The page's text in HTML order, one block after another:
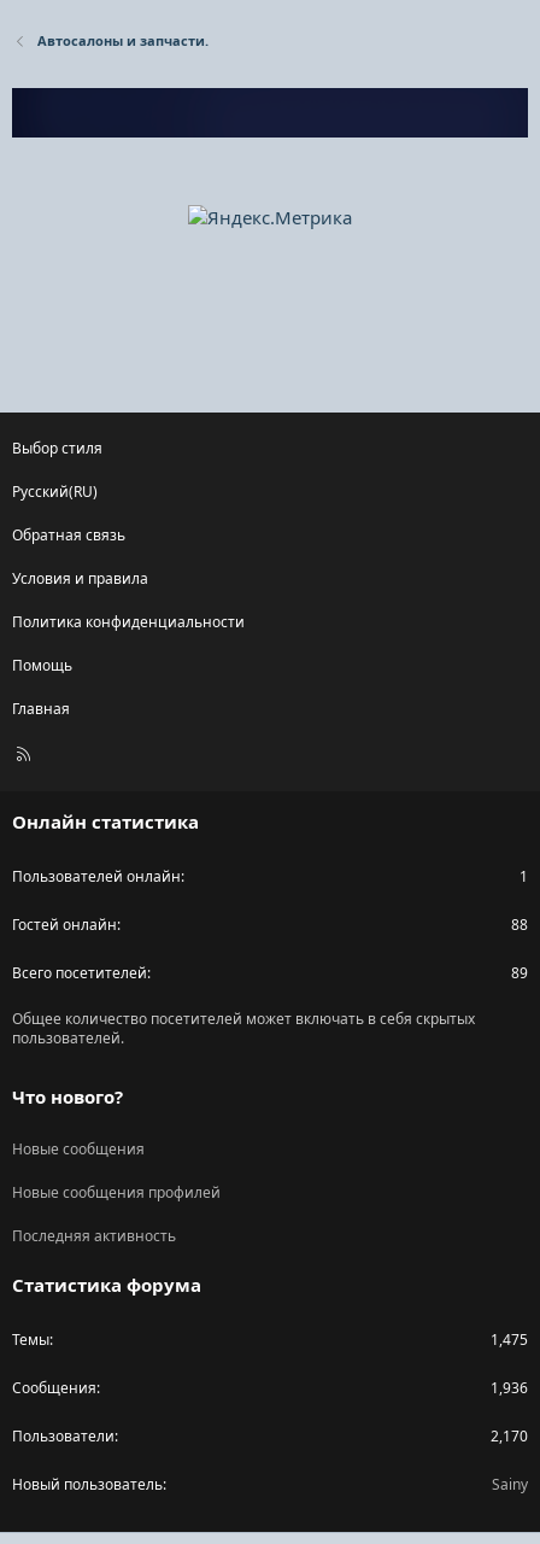
Автосалоны и запчасти.
Выбор стиля
Русский(RU)
Обратная связь
Условия и правила
Политика конфиденциальности
Помощь
Главная
R
Онлайн статистика
Пользователей онлайн 1
Гостей онлайн 88
Всего посетителей 89
Общее количество посетителей может включать в себя скрытых
пользователей.
Что нового?
Новые сообщения
Новые сообщения профилей
Последняя активность
Статистика форума
Темы 1,475
Сообщения 1,936
Пользователи 2,170
Новый пользователь Sainy